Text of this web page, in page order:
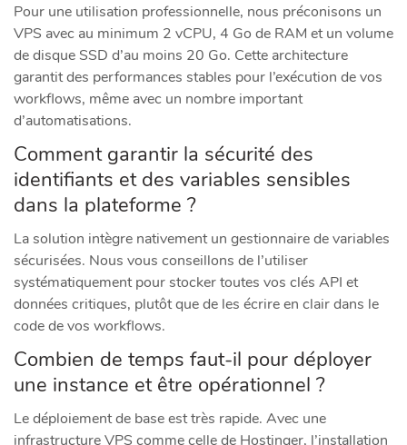
Pour une utilisation professionnelle, nous préconisons un
VPS avec au minimum 2 vCPU, 4 Go de RAM et un volume
de disque SSD d’au moins 20 Go. Cette architecture
garantit des performances stables pour l’exécution de vos
workflows, même avec un nombre important
d’automatisations.
Comment garantir la sécurité des
identifiants et des variables sensibles
dans la plateforme ?
La solution intègre nativement un gestionnaire de variables
sécurisées. Nous vous conseillons de l’utiliser
systématiquement pour stocker toutes vos clés API et
données critiques, plutôt que de les écrire en clair dans le
code de vos workflows.
Combien de temps faut-il pour déployer
une instance et être opérationnel ?
Le déploiement de base est très rapide. Avec une
infrastructure VPS comme celle de Hostinger, l’installation